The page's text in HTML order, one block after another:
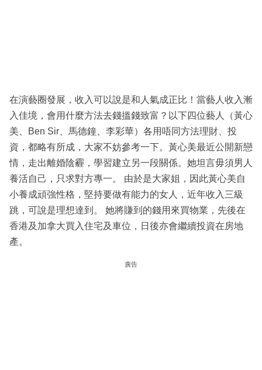
閱
專
區
在演藝圈發展，收入可以說是和人氣成正比！當藝人收入漸
入佳境，會用什麼方法去錢搵錢致富？以下四位藝人（黃心
美、Ben Sir、馬德鐘、李彩華）各用唔同方法理財、投
資，都略有所成，大家不妨參考一下。黃心美最近公開新戀
情，走出離婚陰霾，學習建立另一段關係。她坦言毋須男人
養活自己，只求對方專一。 由於是大家姐，因此黃心美自
小養成頑強性格，堅持要做有能力的女人，近年收入三級
跳，可說是理想達到。 她將賺到的錢用來買物業，先後在
香港及加拿大買入住宅及車位，日後亦會繼續投資在房地
產。
廣告